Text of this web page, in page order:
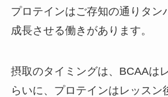
プロテインはご存知の通りタン
成長させる働きがあります。
摂取のタイミングは、BCAAは
らいに、プロテインはレッスン